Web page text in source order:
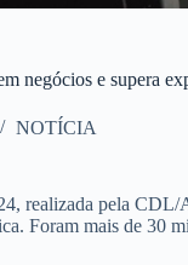
negócios e supera
NOTÍCIA
realizada pela
Foram mais de 30